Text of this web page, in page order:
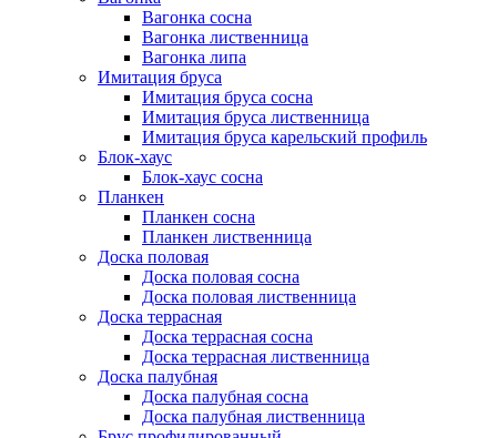
Вагонка сосна
Вагонка лиственница
Вагонка липа
Имитация бруса
Имитация бруса сосна
Имитация бруса лиственница
Имитация бруса карельский профиль
Блок-хаус
Блок-хаус сосна
Планкен
Планкен сосна
Планкен лиственница
Доска половая
Доска половая сосна
Доска половая лиственница
Доска террасная
Доска террасная сосна
Доска террасная лиственница
Доска палубная
Доска палубная сосна
Доска палубная лиственница